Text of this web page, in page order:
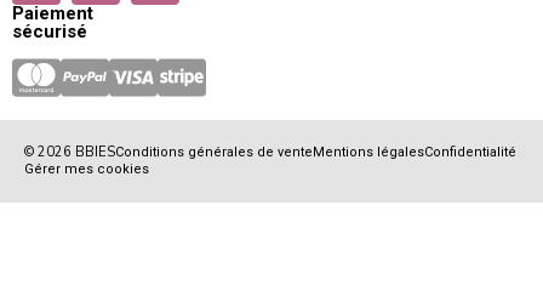
Paiement
sécurisé
© 2026 BBIESConditions générales de venteMentions légalesConfidentialité
Gérer mes cookies